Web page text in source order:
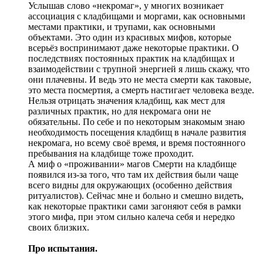
Услышав слово «некромаг», у многих возникает
ассоциация с кладбищами и моргами, как основными
местами практики, и трупами, как основными
объектами. Это один из красивых мифов, которые
всерьёз воспринимают даже некоторые практики. О
последствиях постоянных практик на кладбищах и
взаимодействии с трупной энергией я лишь скажу, что
они плачевны. И ведь это не места смерти как таковые,
это места посмертия, а смерть настигает человека везде.
Нельзя отрицать значения кладбищ, как мест для
различных практик, но для некромага они не
обязательны. По себе и по некоторым знакомым знаю
необходимость посещения кладбищ в начале развития
некромага, но всему своё время, и время постоянного
пребывания на кладбище тоже проходит.
А миф о «проживании» магов Смерти на кладбище
появился из-за того, что там их действия были чаще
всего видны для окружающих (особенно действия
ритуалистов). Сейчас мне и больно и смешно видеть,
как некоторые практики сами загоняют себя в рамки
этого мифа, при этом сильно калеча себя и нередко
своих близких.
Про испытания.